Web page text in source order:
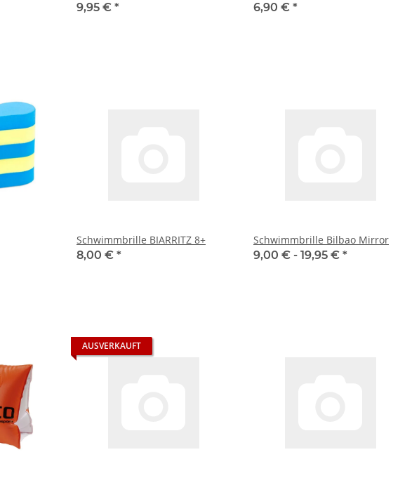
9,95 € *
6,90 € *
Schwimmbrille BIARRITZ 8+
8,00 € *
Schwimmbrille Bilbao Mirror
9,00 € - 19,95 € *
AUSVERKAUFT